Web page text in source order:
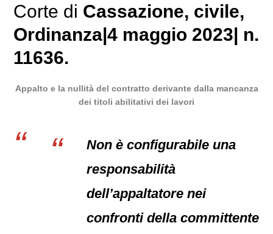
Corte di Cassazione, civile,
Ordinanza|4 maggio 2023| n.
11636.
Appalto e la nullità del contratto derivante dalla mancanza
dei titoli abilitativi dei lavori
Non è configurabile una
responsabilità
dell’appaltatore nei
confronti della committente